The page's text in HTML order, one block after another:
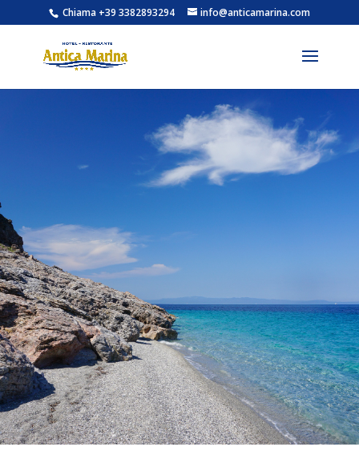
Chiama +39 3382893294 info@anticamarina.com